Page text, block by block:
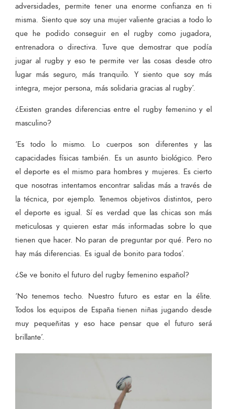
adversidades, permite tener una enorme confianza en ti
misma. Siento que soy una mujer valiente gracias a todo lo
que he podido conseguir en el rugby como jugadora,
entrenadora o directiva. Tuve que demostrar que podía
jugar al rugby y eso te permite ver las cosas desde otro
lugar más seguro, más tranquilo. Y siento que soy más
integra, mejor persona, más solidaria gracias al rugby’.
¿Existen grandes diferencias entre el rugby femenino y el
masculino?
‘Es todo lo mismo. Lo cuerpos son diferentes y las
capacidades físicas también. Es un asunto biológico. Pero
el deporte es el mismo para hombres y mujeres. Es cierto
que nosotras intentamos encontrar salidas más a través de
la técnica, por ejemplo. Tenemos objetivos distintos, pero
el deporte es igual. Sí es verdad que las chicas son más
meticulosas y quieren estar más informadas sobre lo que
tienen que hacer. No paran de preguntar por qué. Pero no
hay más diferencias. Es igual de bonito para todos’.
¿Se ve bonito el futuro del rugby femenino español?
‘No tenemos techo. Nuestro futuro es estar en la élite.
Todos los equipos de España tienen niñas jugando desde
muy pequeñitas y eso hace pensar que el futuro será
brillante’.